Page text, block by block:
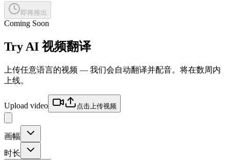
即将推出
Coming Soon
Try AI 视频翻译
上传任意语言的视频 — 我们会自动翻译并配音。将在数周内
上线。
Upload video 点击上传视频
画幅
时长